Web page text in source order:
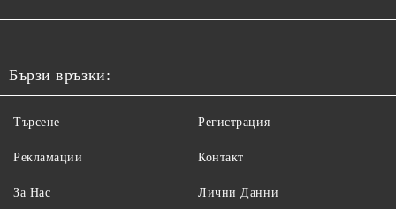
Бързи връзки:
Търсене
Рекламации
За Нас
Регистрация
Контакт
Лични Данни